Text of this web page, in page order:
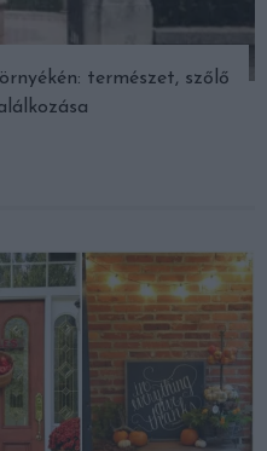
természet, szőlő